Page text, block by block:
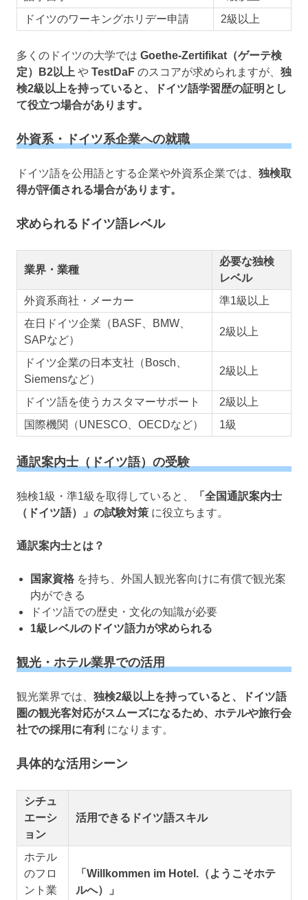
ドイツのワーキングホリデー申請
2級以上
多くのドイツの大学では Goethe-Zertifikat（ゲーテ検
定）B2以上 や TestDaF のスコアが求められますが、 独
検2級以上を持っていると、ドイツ語学習歴の証明とし
て役立つ場合があります。
外資系・ドイツ系企業への就職
ドイツ語を公用語とする企業や外資系企業では、 独検取
得が評価される場合があります。
求められるドイツ語レベル
業界・業種
必要な独検
レベル
外資系商社・メーカー
準1級以上
在日ドイツ企業（BASF、BMW、
SAPなど）
2級以上
ドイツ企業の日本支社（Bosch、
Siemensなど）
2級以上
ドイツ語を使うカスタマーサポート
2級以上
国際機関（UNESCO、OECDなど）
1級
通訳案内士（ドイツ語）の受験
独検1級・準1級を取得していると、
「全国通訳案内士
（ドイツ語）」の試験対策 に役立ちます。
通訳案内士とは？
国家資格 を持ち、外国人観光客向けに有償で観光案
内ができる
ドイツ語での歴史・文化の知識が必要
1級レベルのドイツ語力が求められる
観光・ホテル業界での活用
観光業界では、 独検2級以上を持っていると、ドイツ語
圏の観光客対応がスムーズになるため、ホテルや旅行会
社での採用に有利 になります。
具体的な活用シーン
シチュ
エーシ
ョン
活用できるドイツ語スキル
ホテル
のフロ
ント業
「Willkommen im Hotel.（ようこそホテ
ルへ）」